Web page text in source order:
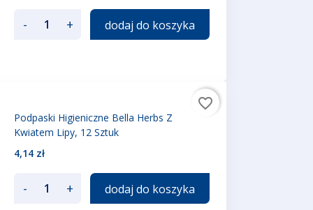
- + dodaj do koszyka
Podpaski Higieniczne Bella Herbs Z
Kwiatem Lipy, 12 Sztuk
4,14 zł
- + dodaj do koszyka
favorite_border